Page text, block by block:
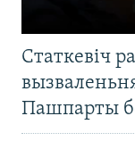
Статкевіч
Пашпарты